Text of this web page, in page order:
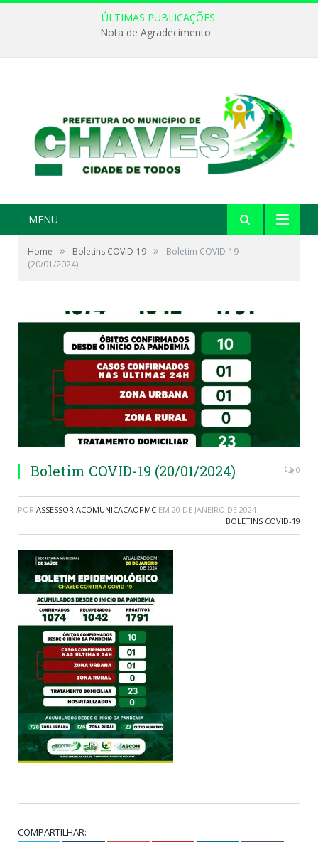
ÚLTIMAS PUBLICAÇÕES:
Nota de Agradecimento
MENU
Home » Boletins COVID-19 »
Boletim COVID-19
(20/01/2024)
Boletim COVID-19 (20/01/2024) 0
POR ASSESSORIACOMUNICACAOPMC EM 20 DE JANEIRO DE 2024
BOLETINS COVID-19
COMPARTILHAR: